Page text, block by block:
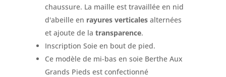
chaussure. La maille est travaillée en nid
d'abeille en rayures verticalesalternées
et ajoute de la transparence.
Inscription Soie en bout de pied.
Ce modèle de mi-bas en soie Berthe Aux
Grands Pieds est confectionné